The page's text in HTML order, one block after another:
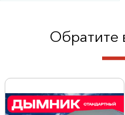
Обратите